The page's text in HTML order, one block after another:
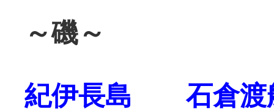
～磯～
紀伊長島 石倉渡